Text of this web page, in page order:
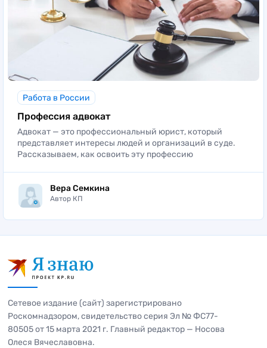
Работа в России
Профессия адвокат
Адвокат — это профессиональный юрист, который
представляет интересы людей и организаций в суде.
Рассказываем, как освоить эту профессию
Вера Семкина
Автор КП
Сетевое издание (сайт) зарегистрировано
Роскомнадзором, свидетельство серия Эл № ФС77-
80505 от 15 марта 2021 г. Главный редактор — Носова
Олеся Вячеславовна.